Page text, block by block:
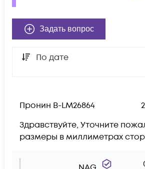
Задать вопрос
По дате
Пронин В-LM26864
Здравствуйте, Уточните
размеры в миллиметрах